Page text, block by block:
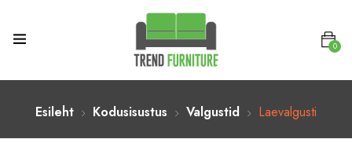
0
Esileht Kodusisustus Valgustid Laevalgusti